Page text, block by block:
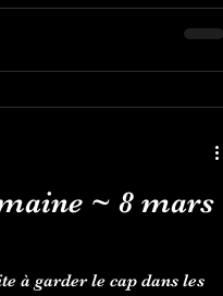
~ 8 mars
à garder le cap dans les